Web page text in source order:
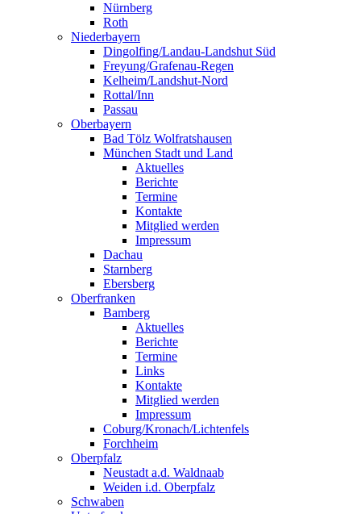
Nürnberg
Roth
Niederbayern
Dingolfing/Landau-Landshut Süd
Freyung/Grafenau-Regen
Kelheim/Landshut-Nord
Rottal/Inn
Passau
Oberbayern
Bad Tölz Wolfratshausen
München Stadt und Land
Aktuelles
Berichte
Termine
Kontakte
Mitglied werden
Impressum
Dachau
Starnberg
Ebersberg
Oberfranken
Bamberg
Aktuelles
Berichte
Termine
Links
Kontakte
Mitglied werden
Impressum
Coburg/Kronach/Lichtenfels
Forchheim
Oberpfalz
Neustadt a.d. Waldnaab
Weiden i.d. Oberpfalz
Schwaben